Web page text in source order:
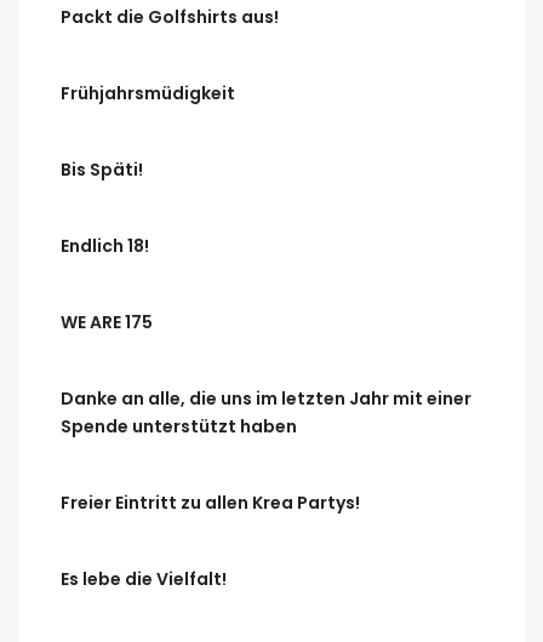
Packt die Golfshirts aus!
Frühjahrsmüdigkeit
Bis Späti!
Endlich 18!
WE ARE 175
Danke an alle, die uns im letzten Jahr mit einer
Spende unterstützt haben
Freier Eintritt zu allen Krea Partys!
Es lebe die Vielfalt!